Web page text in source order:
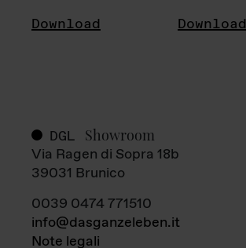
Download Download
DGL Showroom
Via Ragen di Sopra 18b
39031 Brunico
0039 0474 771510
info@dasganzeleben.it
Note legali